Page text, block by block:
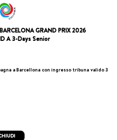
GRAND PRIX 2026
A 3-Days Senior
a Barcellona con ingresso tribuna valido 3